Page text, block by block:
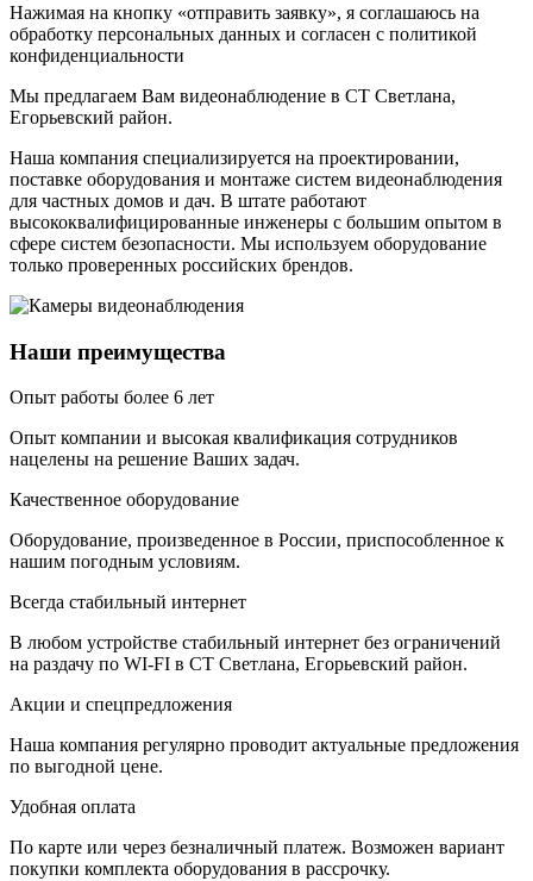
Нажимая на кнопку «отправить заявку», я соглашаюсь на
обработку персональных данных и согласен с политикой
конфиденциальности
Мы предлагаем Вам видеонаблюдение в СТ Светлана,
Егорьевский район.
Наша компания специализируется на проектировании,
поставке оборудования и монтаже систем видеонаблюдения
для частных домов и дач. В штате работают
высококвалифицированные инженеры с большим опытом в
сфере систем безопасности. Мы используем оборудование
только проверенных российских брендов.
Наши преимущества
Опыт работы более 6 лет
Опыт компании и высокая квалификация сотрудников
нацелены на решение Ваших задач.
Качественное оборудование
Оборудование, произведенное в России, приспособленное к
нашим погодным условиям.
Всегда стабильный интернет
В любом устройстве стабильный интернет без ограничений
на раздачу по WI-FI в СТ Светлана, Егорьевский район.
Акции и спецпредложения
Наша компания регулярно проводит актуальные предложения
по выгодной цене.
Удобная оплата
По карте или через безналичный платеж. Возможен вариант
покупки комплекта оборудования в рассрочку.